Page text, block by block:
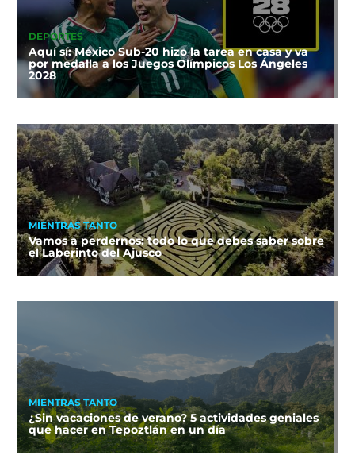
DEPORTES
Aquí sí: México Sub-20 hizo la tarea en casa y va
por medalla a los Juegos Olímpicos Los Ángeles
2028
MIENTRAS TANTO
Vamos a perdernos: todo lo que debes saber sobre
el Laberinto del Ajusco
MIENTRAS TANTO
¿Sin vacaciones de verano? 5 actividades geniales
que hacer en Tepoztlán en un día